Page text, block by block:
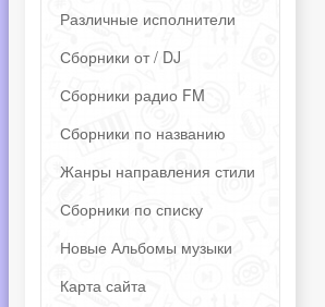
Различные исполнители
Сборники от / DJ
Сборники радио FM
Сборники по названию
Жанры направления стили
Сборники по списку
Новые Альбомы музыки
Карта сайта